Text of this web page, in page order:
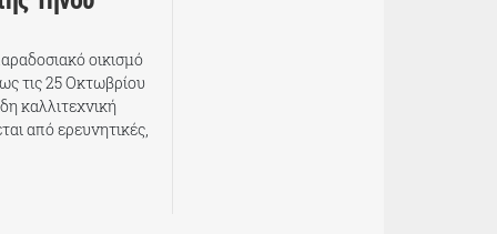
οικισμό
τις 25 Οκτωβρίου
καλλιτεχνική
από ερευνητικές,